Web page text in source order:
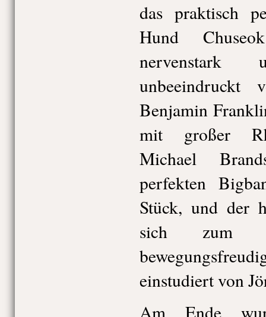
das praktisch
Hund
Benjamin
mit großer
Michael
perfekten
Stück, und der
sich zum
einstudiert von
Am Ende